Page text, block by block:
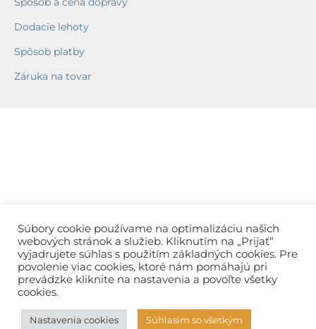
Spôsob a cena dopravy
Dodacie lehoty
Spôsob platby
Záruka na tovar
Súbory cookie používame na optimalizáciu našich
webových stránok a služieb. Kliknutím na „Prijať“
vyjadrujete súhlas s použitím základných cookies. Pre
povolenie viac cookies, ktoré nám pomáhajú pri
prevádzke kliknite na nastavenia a povoľte všetky
cookies.
Nastavenia cookies Súhlasím so všetkým